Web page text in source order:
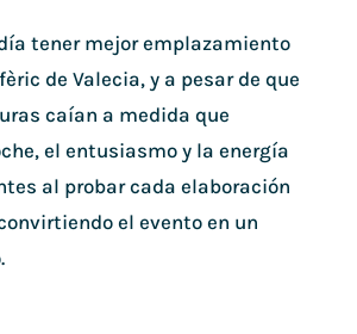
tener mejor emplazamiento
de Valecia, y a pesar de que
caían a medida que
el entusiasmo y la energía
al probar cada elaboración
el evento en un